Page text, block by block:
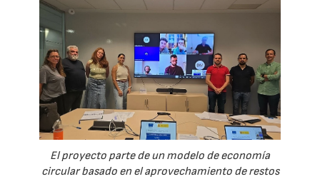
El proyecto parte de un modelo de economía
circular basado en el aprovechamiento de restos